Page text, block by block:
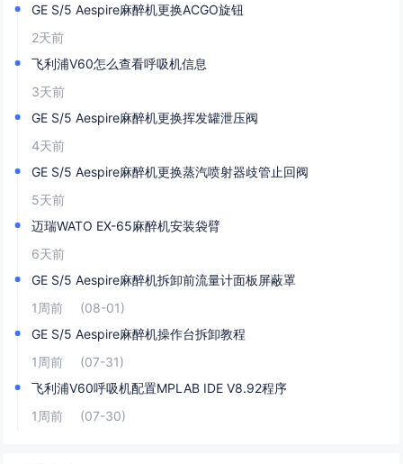
GE S/5 Aespire麻醉机更换ACGO旋钮
2天前
飞利浦V60怎么查看呼吸机信息
3天前
GE S/5 Aespire麻醉机更换挥发罐泄压阀
4天前
​GE S/5 Aespire麻醉机更换蒸汽喷射器歧管止回阀
5天前
迈瑞WATO EX-65麻醉机安装袋臂
6天前
GE S/5 Aespire麻醉机拆卸前流量计面板屏蔽罩
1周前
(08-01)
GE S/5 Aespire麻醉机操作台拆卸教程
1周前
(07-31)
飞利浦V60呼吸机配置MPLAB IDE V8.92程序
1周前
(07-30)